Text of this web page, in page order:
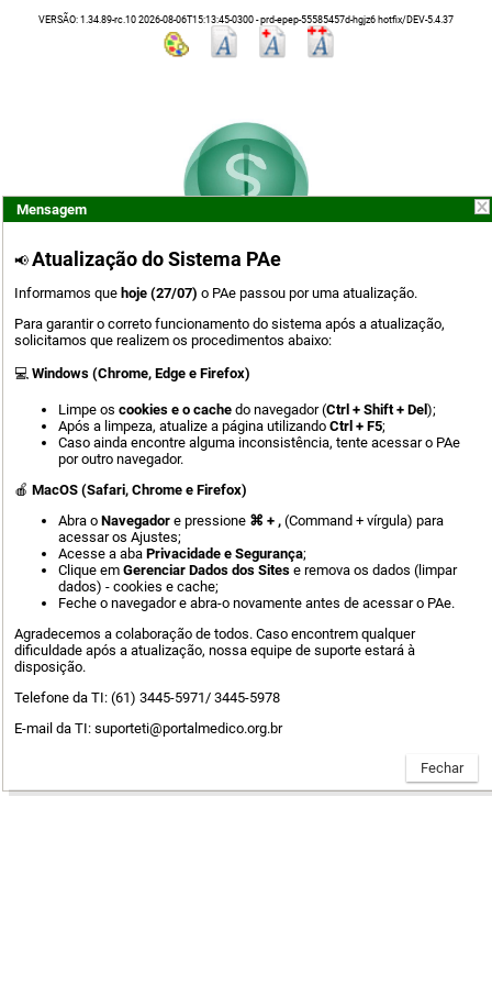
VERSÃO: 1.34.89-rc.10 2026-08-06T15:13:45-0300 - prd-epep-55585457d-hgjz6 hotfix/DEV-5.4.37
Entrar com
Login com Certificado
ou
Mensagem
📢 Atualização do Sistema PAe
Informamos que hoje (27/07) o PAe passou por uma atualização.
Para garantir o correto funcionamento do sistema após a atualização,
solicitamos que realizem os procedimentos abaixo:
💻 Windows (Chrome, Edge e Firefox)
Limpe os cookies e o cache do navegador (Ctrl + Shift + Del );
Após a limpeza, atualize a página utilizando Ctrl + F5;
Caso ainda encontre alguma inconsistência, tente acessar o PAe
por outro navegador.
🍎 MacOS (Safari, Chrome e Firefox)
Abra o Navegador e pressione ⌘ + , (Command + vírgula) para
acessar os Ajustes;
Acesse a aba Privacidade e Segurança;
Clique em Gerenciar Dados dos Sites e remova os dados (limpar
dados) - cookies e cache;
Feche o navegador e abra-o novamente antes de acessar o PAe.
Agradecemos a colaboração de todos. Caso encontrem qualquer
dificuldade após a atualização, nossa equipe de suporte estará à
disposição.
Telefone da TI: (61) 3445-5971/ 3445-5978
E-mail da TI: suporteti@portalmedico.org.br